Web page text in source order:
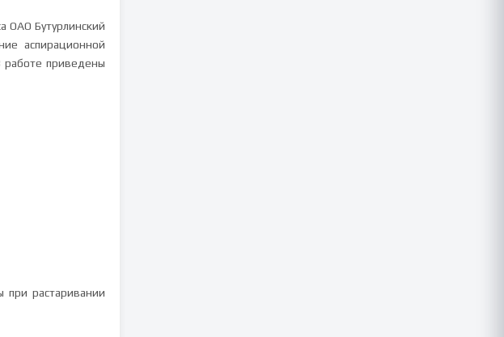
ОАО Бутурлинский
аспирационной
работе приведены
при растаривании